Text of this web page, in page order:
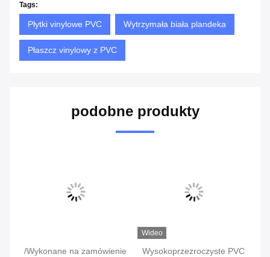
Tags:
Płytki vinylowe PVC Wytrzymała biała plandeka
Płaszcz vinylowy z PVC
podobne produkty
Wysokoprzezroczyste PVC
Wideo
Przejrzysty płótno z winylu